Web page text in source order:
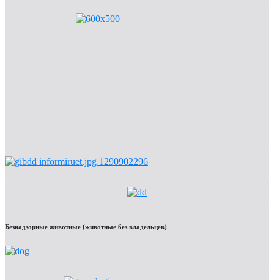
Безнадзорные животные (животные без владельцев)